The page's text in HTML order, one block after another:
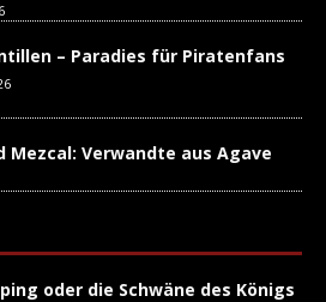
– Paradies für Piratenfans
Mezcal: Verwandte aus Agave
oder die Schwäne des Königs